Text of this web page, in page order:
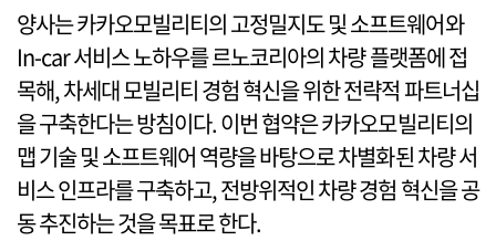
양사는 카카오모빌리티의 고정밀지도 및 소프트웨어와
In-car 서비스 노하우를 르노코리아의 차량 플랫폼에 접
목해, 차세대 모빌리티 경험 혁신을 위한 전략적 파트너십
을 구축한다는 방침이다. 이번 협약은 카카오모빌리티의
맵 기술 및 소프트웨어 역량을 바탕으로 차별화된 차량 서
비스 인프라를 구축하고, 전방위적인 차량 경험 혁신을 공
동 추진하는 것을 목표로 한다.